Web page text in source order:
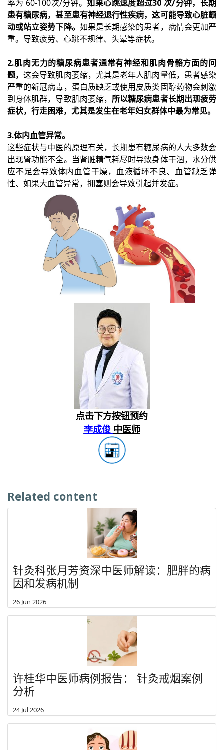
率为 60-100次/分钟。如果心跳速度超过30 次/分钟，长期
患有糖尿病，甚至患有神经退行性疾病，这可能导致心脏颤
动或站立姿势下降。 如果是长期感染的患者，病情会更加严
重。导致疲劳、心跳不规律、头晕等症状。
2.肌肉无力的糖尿病患者通常有神经和肌肉骨骼方面的问
题，这会导致肌肉萎缩，尤其是老年人肌肉量低，患者感染
严重的新冠病毒，蛋白质缺乏或使用皮质类固醇药物会刺激
到身体肌群，导致肌肉萎缩，所以糖尿病患者长期出现疲劳
症状，行走困难，尤其是发生在老年妇女群体中最为常见。
3.体内血管异常。
这些症状与中医的原理有关，长期患有糖尿病的人大多数会
出现肾功能不全。当肾脏精气耗尽时导致身体干涸，水分供
应不足会导致体内血管干燥，血液循环不良、血管缺乏弹
性、如果大血管异常，拥塞则会导致引起并发症。
点击下方按钮预约
李成俊 中医师
Related content
针灸科张月芳资深中医师解读：肥胖的病
因和发病机制
26 Jun 2026
许桂华中医师病例报告： 针灸戒烟案例
分析
24 Jul 2026